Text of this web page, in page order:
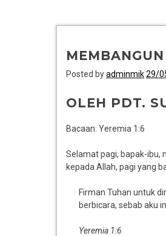
Posted byadminmik29/
OLEH PDT.
Bacaan: Yeremia 1:6
Selamat pagi, bapak-ibu,
kepada Allah, pagi yang
Firman Tuhan untuk
berbicara, sebab aku
Yeremia 1:6